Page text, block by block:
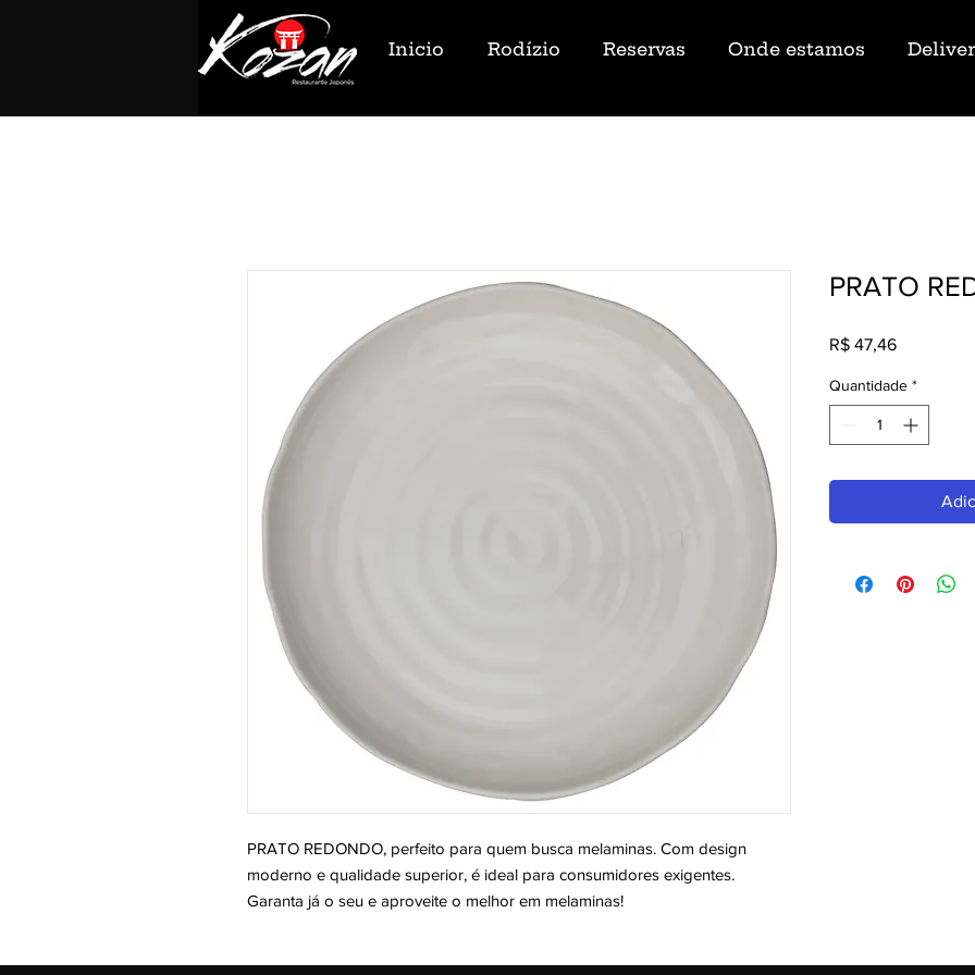
Inicio Rodízio Reservas Onde estamos
PRATO REDONDO, perfeito para quem busca melaminas. Com design
moderno e qualidade superior, é ideal para consumidores exigentes.
Garanta já o seu e aproveite o melhor em melaminas!
PRATO
R$ 47,46Preço
Quantidade *